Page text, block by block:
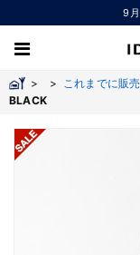
9
> > これまでに販
BLACK